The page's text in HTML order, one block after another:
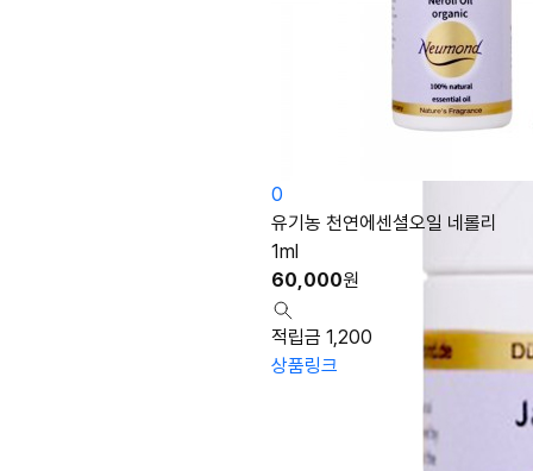
0
유기농 천연에센셜오일 네롤리
1ml
60,000원
적립금 1,200
상품링크